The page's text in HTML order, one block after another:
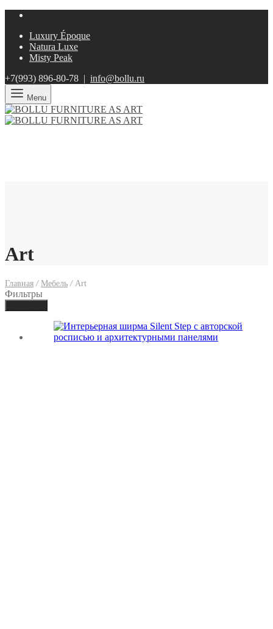
Luxury Époque
Natura Luxe
Misty Peak
+7(993) 896-80-78 | info@bollu.ru
Menu
Art
Главная / Мебель /Art
Фильтры